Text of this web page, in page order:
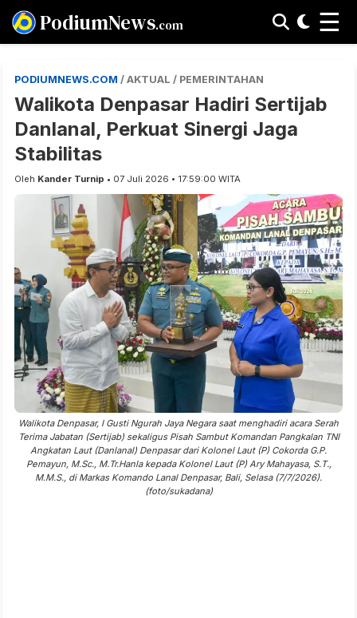
PodiumNews.com ☰
PODIUMNEWS.COM / AKTUAL / PEMERINTAHAN
Walikota Denpasar Hadiri Sertijab
Danlanal, Perkuat Sinergi Jaga
Stabilitas
Oleh Kander Turnip • 07 Juli 2026 • 17:59:00 WITA
Walikota Denpasar, I Gusti Ngurah Jaya Negara saat menghadiri acara Serah
Terima Jabatan (Sertijab) sekaligus Pisah Sambut Komandan Pangkalan TNI
Angkatan Laut (Danlanal) Denpasar dari Kolonel Laut (P) Cokorda G.P.
Pemayun, M.Sc., M.Tr.Hanla kepada Kolonel Laut (P) Ary Mahayasa, S.T.,
M.M.S., di Markas Komando Lanal Denpasar, Bali, Selasa (7/7/2026).
(foto/sukadana)